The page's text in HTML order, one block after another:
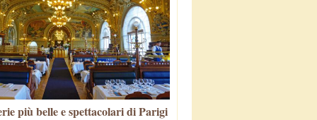
più belle e spettacolari di Parigi